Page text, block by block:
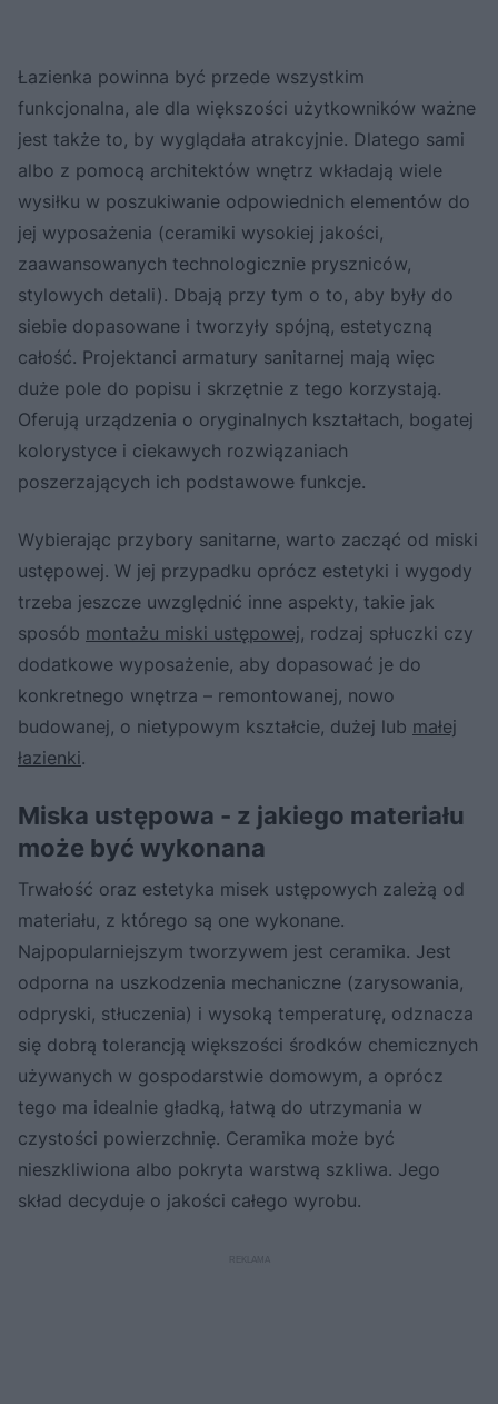
Łazienka powinna być przede wszystkim
funkcjonalna, ale dla większości użytkowników ważne
jest także to, by wyglądała atrakcyjnie. Dlatego sami
albo z pomocą architektów wnętrz wkładają wiele
wysiłku w poszukiwanie odpowiednich elementów do
jej wyposażenia (ceramiki wysokiej jakości,
zaawansowanych technologicznie pryszniców,
stylowych detali). Dbają przy tym o to, aby były do
siebie dopasowane i tworzyły spójną, estetyczną
całość. Projektanci armatury sanitarnej mają więc
duże pole do popisu i skrzętnie z tego korzystają.
Oferują urządzenia o oryginalnych kształtach, bogatej
kolorystyce i ciekawych rozwiązaniach
poszerzających ich podstawowe funkcje.
Wybierając przybory sanitarne, warto zacząć od miski
ustępowej. W jej przypadku oprócz estetyki i wygody
trzeba jeszcze uwzględnić inne aspekty, takie jak
sposób montażu miski ustępowej, rodzaj spłuczki czy
dodatkowe wyposażenie, aby dopasować je do
konkretnego wnętrza – remontowanej, nowo
budowanej, o nietypowym kształcie, dużej lub małej
łazienki.
Miska ustępowa - z jakiego materiału
może być wykonana
Trwałość oraz estetyka misek ustępowych zależą od
materiału, z którego są one wykonane.
Najpopularniejszym tworzywem jest ceramika. Jest
odporna na uszkodzenia mechaniczne (zarysowania,
odpryski, stłuczenia) i wysoką temperaturę, odznacza
się dobrą tolerancją większości środków chemicznych
używanych w gospodarstwie domowym, a oprócz
tego ma idealnie gładką, łatwą do utrzymania w
czystości powierzchnię. Ceramika może być
nieszkliwiona albo pokryta warstwą szkliwa. Jego
skład decyduje o jakości całego wyrobu.